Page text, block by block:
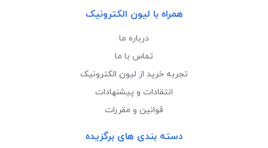
همراه با لیون الکترونیک
درباره ما
تماس با ما
تجربه خرید از لیون الکترونیک
انتقادات و پیشنهادات
قوانین و مقررات
دسته بندی های برگزیده